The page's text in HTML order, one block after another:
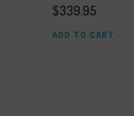
$339.95
ADD TO CART